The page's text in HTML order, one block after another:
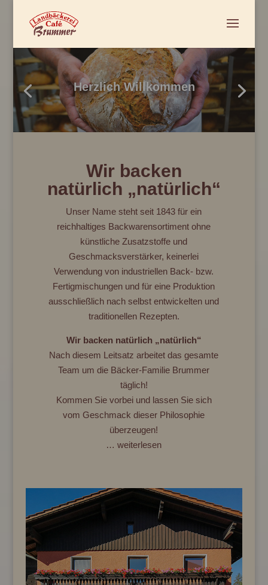
Herzlich Willkommen
Wir backen
natürlich „natürlich“
Unser Name steht seit 1843 für ein
reichhaltiges Backwarensortiment ohne
künstliche Zusatzstoffe und
Geschmacksverstärker, keinerlei
Verwendung von industriellen Back- bzw.
Fertigmischungen und für eine Produktion
ausschließlich nach selbst entwickelten und
traditionellen Rezepten.
Wir backen natürlich „natürlich“
Nach diesem Leitsatz arbeitet das gesamte
Team um die Bäcker-Familie Brummer
täglich!
Kommen Sie vorbei und lassen Sie sich
vom Geschmack dieser Philosophie
überzeugen!
… weiterlesen